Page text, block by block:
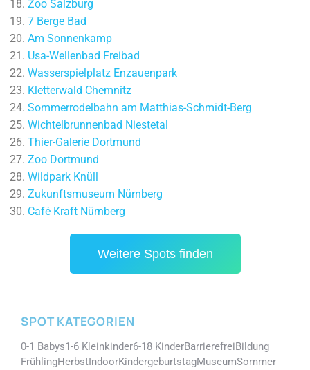
Zoo Salzburg
7 Berge Bad
Am Sonnenkamp
Usa-Wellenbad Freibad
Wasserspielplatz Enzauenpark
Kletterwald Chemnitz
Sommerrodelbahn am Matthias-Schmidt-Berg
Wichtelbrunnenbad Niestetal
Thier-Galerie Dortmund
Zoo Dortmund
Wildpark Knüll
Zukunftsmuseum Nürnberg
Café Kraft Nürnberg
Weitere Spots finden
SPOT KATEGORIEN
0-1 Babys1-6 Kleinkinder6-18 KinderBarrierefreiBildung
FrühlingHerbstIndoorKindergeburtstagMuseumSommer